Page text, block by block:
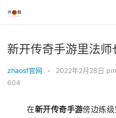
新开传奇手游里法
zhaosf官网 • 2022年2月28日
604
	在
新开传奇手游傍边练